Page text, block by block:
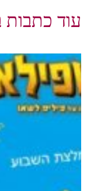
עוד כתבות